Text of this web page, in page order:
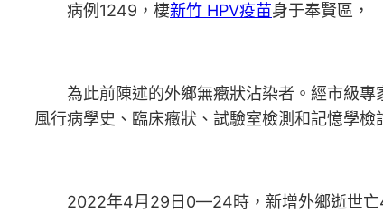
病例1249，棲新竹 HPV疫苗身于奉賢區，
為此前陳述的外鄉無癥狀沾染者。經市級專
風行病學史、臨床癥狀、試驗室檢測和記憶學檢
2022年4月29日0—24時，新增外鄉逝世亡47